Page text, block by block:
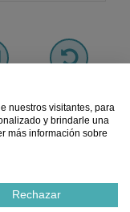
nuestros visitantes, para
y brindarle una
más información sobre
Rechazar